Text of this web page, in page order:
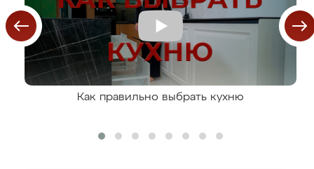
Как правильно выбрать кухню